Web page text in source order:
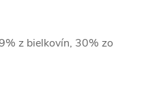
z bielkovín, 30% zo